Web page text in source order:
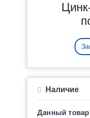
Наличие
Данный